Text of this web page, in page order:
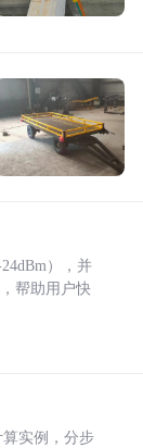
），并
帮助用户快
算实例，分步